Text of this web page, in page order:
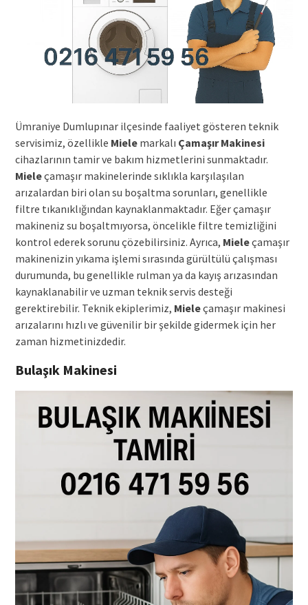
Ümraniye Dumlupınar ilçesinde faaliyet gösteren teknik
servisimiz, özellikle Mielemarkalı Çamaşır Makinesi
cihazlarının tamir ve bakım hizmetlerini sunmaktadır.
Mieleçamaşır makinelerinde sıklıkla karşılaşılan
arızalardan biri olan su boşaltma sorunları, genellikle
filtre tıkanıklığından kaynaklanmaktadır. Eğer çamaşır
makineniz su boşaltmıyorsa, öncelikle filtre temizliğini
kontrol ederek sorunu çözebilirsiniz. Ayrıca, Mieleçamaşır
makinenizin yıkama işlemi sırasında gürültülü çalışması
durumunda, bu genellikle rulman ya da kayış arızasından
kaynaklanabilir ve uzman teknik servis desteği
gerektirebilir. Teknik ekiplerimiz, Mieleçamaşır makinesi
arızalarını hızlı ve güvenilir bir şekilde gidermek için her
zaman hizmetinizdedir.
Bulaşık Makinesi